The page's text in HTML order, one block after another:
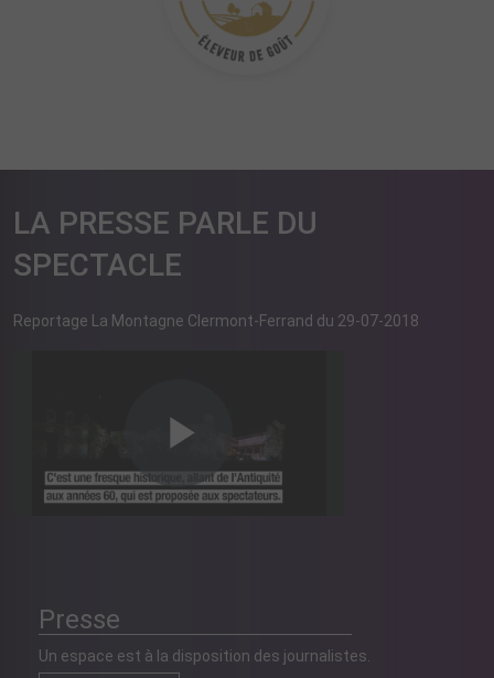
LA PRESSE PARLE DU
SPECTACLE
Reportage La Montagne Clermont-Ferrand du 29-07-2018
Presse
Un espace est à la disposition des journalistes.